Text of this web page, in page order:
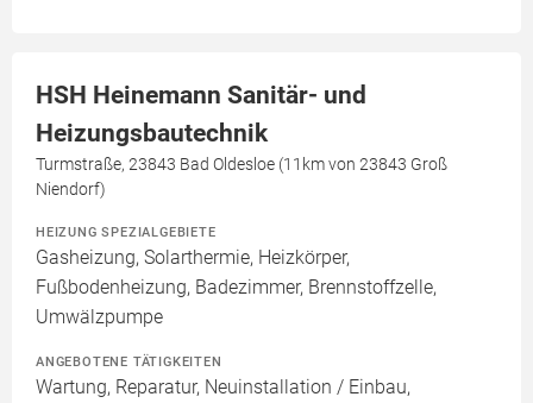
HSH Heinemann Sanitär- und
Heizungsbautechnik
Turmstraße, 23843 Bad Oldesloe (11km von 23843 Groß
Niendorf)
HEIZUNG SPEZIALGEBIETE
Gasheizung, Solarthermie, Heizkörper,
Fußbodenheizung, Badezimmer, Brennstoffzelle,
Umwälzpumpe
ANGEBOTENE TÄTIGKEITEN
Wartung, Reparatur, Neuinstallation / Einbau,